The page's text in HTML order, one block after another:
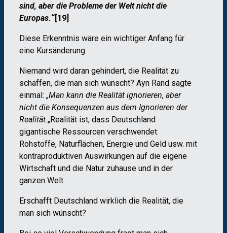
sind, aber die Probleme der Welt nicht die
Europas.“[19]
Diese Erkenntnis wäre ein wichtiger Anfang für
eine Kursänderung.
Niemand wird daran gehindert, die Realität zu
schaffen, die man sich wünscht? Ayn Rand sagte
einmal: „Man kann die Realität ignorieren, aber
nicht die Konsequenzen aus dem Ignorieren der
Realität.„Realität ist, dass Deutschland
gigantische Ressourcen verschwendet:
Rohstoffe, Naturflächen, Energie und Geld usw. mit
kontraproduktiven Auswirkungen auf die eigene
Wirtschaft und die Natur zuhause und in der
ganzen Welt.
Erschafft Deutschland wirklich die Realität, die
man sich wünscht?